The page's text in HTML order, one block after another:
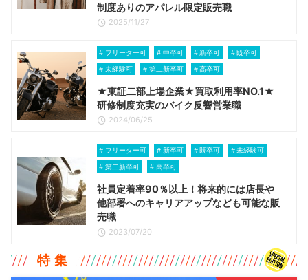
制度ありのアパレル限定販売職
2025/11/27
フリーター可 中卒可 新卒可 既卒可
未経験可 第二新卒可 高卒可
★東証二部上場企業★買取利用率NO.1★
研修制度充実のバイク反響営業職
2024/06/25
フリーター可 新卒可 既卒可 未経験可
第二新卒可 高卒可
社員定着率90％以上！将来的には店長や
他部署へのキャリアアップなども可能な販
売職
2023/07/20
特 集